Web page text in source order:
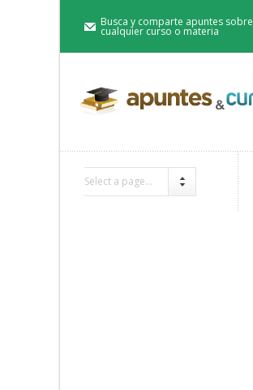
Busca y comparte apuntes sobre
cualquier curso o materia
Select a page...